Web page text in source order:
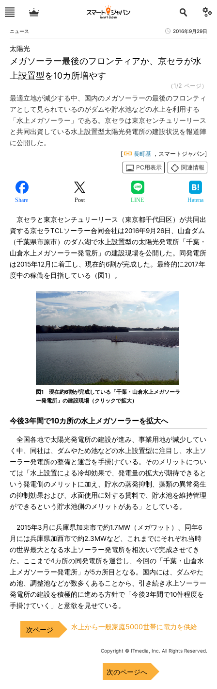
ニュース 2016年9月29日
メガソーラー最後のフロンティアか、京セラが水
上設置型を10カ所増やす
太陽光
（1/2 ページ）
最適立地が減少する中、国内のメガソーラーの最後のフロンティ
アとして見られているのがダムや貯水池などの水上を利用する
「水上メガソーラー」である。京セラは東京センチュリーリース
と共同出資している水上設置型太陽光発電所の建設状況を報道陣
に公開した。
[ 長町基 ，スマートジャパン]
PC用表示
関連情報
Share Post LINE Hatena
京セラと東京センチュリーリース（東京都千代田区）が共同出
資する京セラTCLソーラー合同会社は2016年9月26日、山倉ダム
（千葉県市原市）のダム湖で水上設置型の太陽光発電所「千葉・
山倉水上メガソーラー発電所」の建設現場を公開した。同発電所
は2015年12月に着工し、現在約6割が完成した。最終的に2017年
度中の稼働を目指している（図1）。
図1 現在約6割が完成している「千葉・山倉水上メガソーラ
ー発電所」の建設現場（クリックで拡大）
今後3年間で10カ所の水上メガソーラーを拡大へ
全国各地で太陽光発電所の建設が進み、事業用地が減少してい
く中、同社は、ダムやため池などの水上設置型に注目し、水上ソ
ーラー発電所の整備と運営を手掛けている。そのメリットについ
ては「水上設置による冷却効果で、発電量の拡大が期待できると
いう発電側のメリットに加え、貯水の蒸発抑制、藻類の異常発生
の抑制効果および、水面使用に対する賃料で、貯水池を維持管理
ができるという貯水池側のメリットがある」としている。
2015年3月に兵庫県加東市で約1.7MW（メガワット）、同年6
月には兵庫県加西市で約2.3MWなど、これまでにそれぞれ当時
の世界最大となる水上ソーラー発電所を相次いで完成させてき
た。ここまで4カ所の同発電所を運営し、今回の「千葉・山倉水
上メガソーラー発電所」が5カ所目となる。国内には、ダムやた
め池、調整池などが数多くあることから、引き続き水上ソーラー
発電所の建設を積極的に進める方針で「今後3年間で10件程度を
手掛けていく」と意欲を見せている。
水上から一般家庭5000世帯に電力を供給
Copyright © ITmedia, Inc. All Rights Reserved.
次のページへ